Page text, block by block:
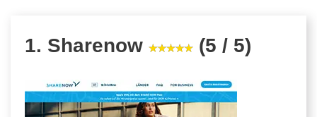
1. Sharenow (5 / 5)